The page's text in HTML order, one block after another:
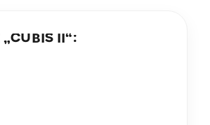
CUBIS II“: